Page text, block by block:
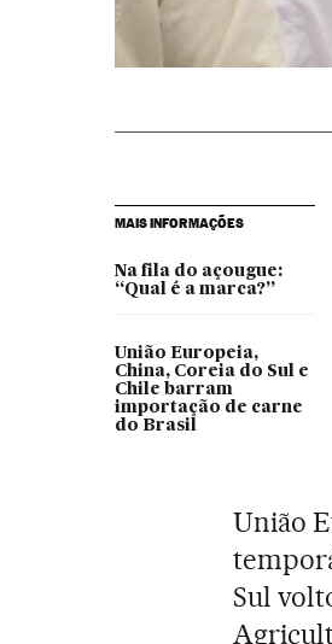
MAIS INFORMAÇÕES
Na fila do açougue:
“Qual é a marca?”
União Europeia,
China, Coreia do Sul e
Chile barram
importação de carne
do Brasil
União
Sul